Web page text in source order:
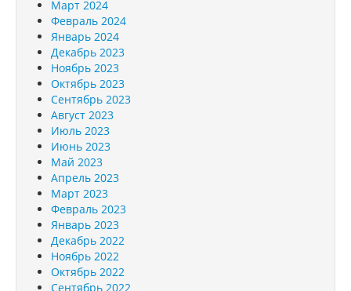
Март 2024
Февраль 2024
Январь 2024
Декабрь 2023
Ноябрь 2023
Октябрь 2023
Сентябрь 2023
Август 2023
Июль 2023
Июнь 2023
Май 2023
Апрель 2023
Март 2023
Февраль 2023
Январь 2023
Декабрь 2022
Ноябрь 2022
Октябрь 2022
Сентябрь 2022